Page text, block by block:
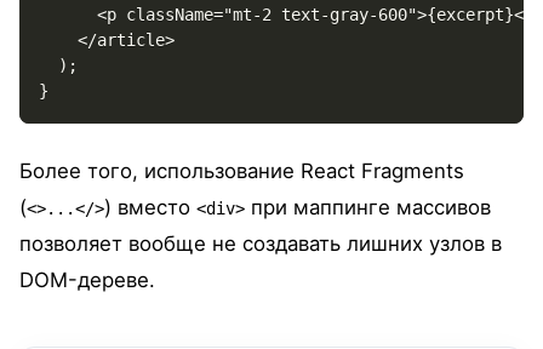
<p className="mt-2 text-gray-600">{excerpt}</
    </article>
  );
}
Более того, использование React Fragments
(<>...</>) вместо <div> при маппинге массивов
позволяет вообще не создавать лишних узлов в
DOM-дереве.